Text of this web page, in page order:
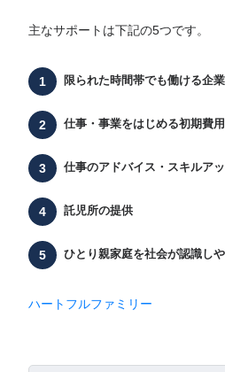
主なサポートは下記の5つです。
限られた時間帯でも働ける企
仕事・事業をはじめる初期費
仕事のアドバイス・スキルア
託児所の提供
ひとり親家庭を社会が認識し
ハートフルファミリー